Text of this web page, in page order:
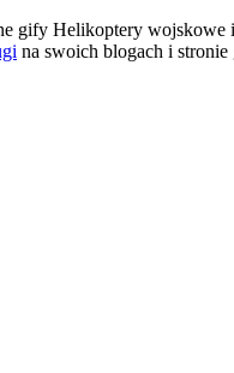
gify Helikoptery wojskowe
na swoich blogach i